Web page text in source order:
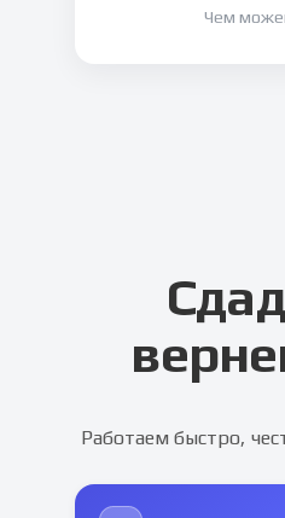
Чем
Работаем быстро,